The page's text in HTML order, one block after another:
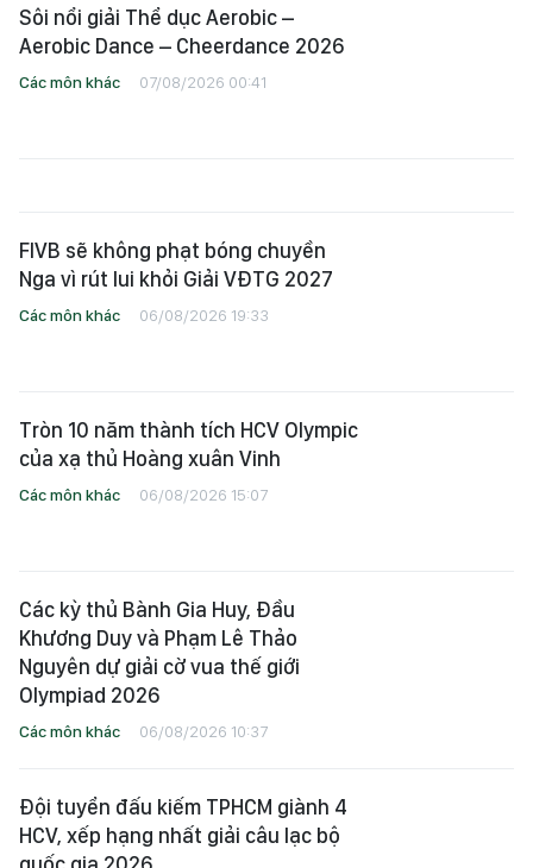
Sôi nổi giải Thể dục Aerobic –
Aerobic Dance – Cheerdance 2026
Các môn khác 07/08/2026 00:41
FIVB sẽ không phạt bóng chuyền
Nga vì rút lui khỏi Giải VĐTG 2027
Các môn khác 06/08/2026 19:33
Tròn 10 năm thành tích HCV Olympic
của xạ thủ Hoàng xuân Vinh
Các môn khác 06/08/2026 15:07
Các kỳ thủ Bành Gia Huy, Đầu
Khương Duy và Phạm Lê Thảo
Nguyên dự giải cờ vua thế giới
Olympiad 2026
Các môn khác 06/08/2026 10:37
Đội tuyển đấu kiếm TPHCM giành 4
HCV, xếp hạng nhất giải câu lạc bộ